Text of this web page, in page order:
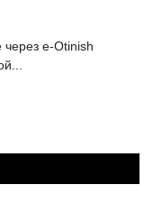
через e-Otinish